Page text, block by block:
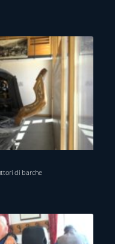
di barche